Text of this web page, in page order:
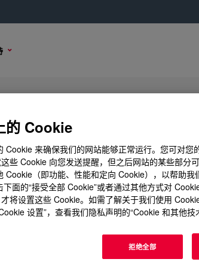
and Catalyst
样品选项 购买选项
?
验证，特别适用于太阳能集热器和光伏
的 Cookie
Cookie 来确保我们的网站能够正常运行。您可对您
些 Cookie 向您发送提醒，但之后网站的某些部分
Cookie（即功能、性能和定向 Cookie），以帮助我
面的“接受全部 Cookie”或者通过其他方式对
将设置这些 Cookie。如需了解关于我们使用
设置”，查看我们隐私声明的“Cookie 和其他技
拒绝全部